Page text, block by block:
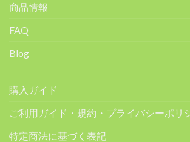
商品情報
FAQ
Blog
購入ガイド
ご利用ガイド・規約・プライバシーポリ
特定商法に基づく表記